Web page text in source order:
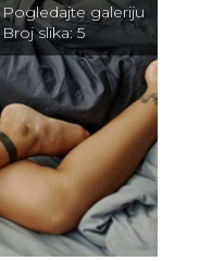
Pogledajte galeriju
Broj slika: 5